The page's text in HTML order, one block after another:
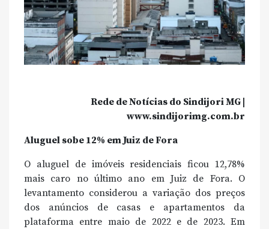
Rede de Notícias do Sindijori MG |
www.sindijorimg.com.br
Aluguel sobe 12% em Juiz de Fora
O aluguel de imóveis residenciais ficou 12,78%
mais caro no último ano em Juiz de Fora. O
levantamento considerou a variação dos preços
dos anúncios de casas e apartamentos da
plataforma entre maio de 2022 e de 2023. Em